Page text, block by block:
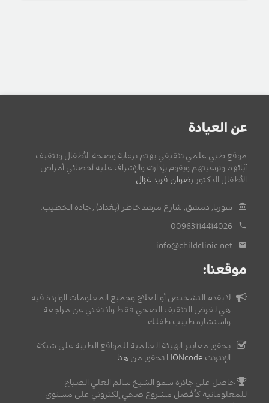
عن العيادة
موقع طبي علمي تثقيفي يهتم برعاية وصحة الأطفال وتثقيف
آبائهم وتوعيتهم ويقوم بإدارته والإشراف عليه أخصائي أمراض
الأطفال الدكتور رضوان فريد غزال
سوريا, دمشق, شارع مرشد خاطر (بغداد) , جادة الخطيب.
00963114414026
info@childclinic.net
موقعنا:
لا يقدم التشخيص أو العلاج وجميع المعلومات الواردة فيه
هي لغرض التثقيف الصحي فقط ولا تغني عن مراجعة
واستشارة طبيب طفلك.
يحقق معايير الهيئة العالمية للمواقع الطبية على شبكة
الإنترنت HONcode تحقق من هنا
حاصل على جائزة سمو الشيخ سالم العلي الصباح
للمعلوماتية كأفضل مشروع صحي إلكتروني على مستوى